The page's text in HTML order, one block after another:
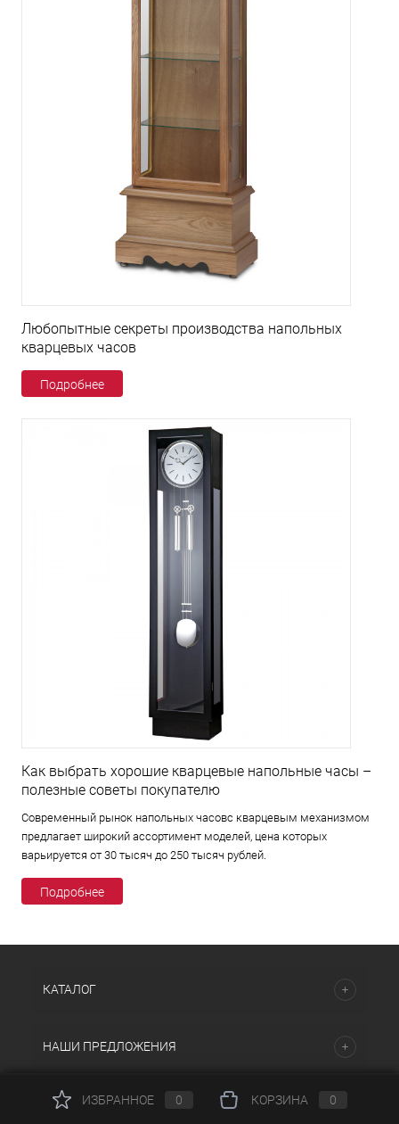
Любопытные секреты производства напольных
кварцевых часов
Подробнее
Как выбрать хорошие кварцевые напольные часы –
полезные советы покупателю
Современный рынок напольных часовс кварцевым механизмом
предлагает широкий ассортимент моделей, цена которых
варьируется от 30 тысяч до 250 тысяч рублей.
Подробнее
КАТАЛОГ
НАШИ ПРЕДЛОЖЕНИЯ
ПОМОЩЬ И СЕРВИСЫ
ИЗБРАННОЕ 0 КОРЗИНА 0